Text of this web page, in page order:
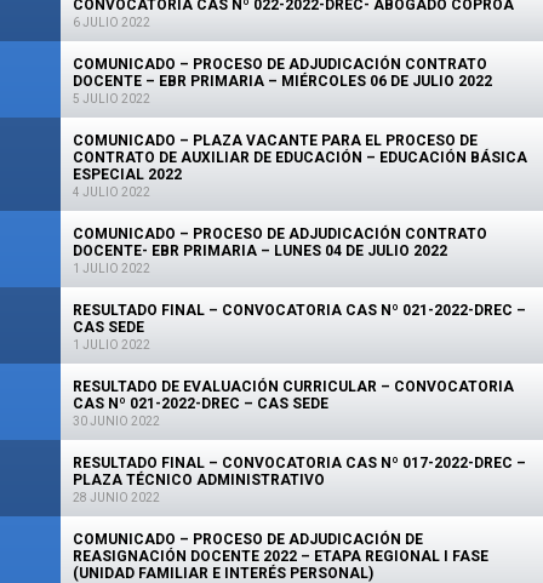
CONVOCATORIA CAS Nº 022-2022-DREC- ABOGADO COPROA
6 JULIO 2022
COMUNICADO – PROCESO DE ADJUDICACIÓN CONTRATO
DOCENTE – EBR PRIMARIA – MIÉRCOLES 06 DE JULIO 2022
5 JULIO 2022
COMUNICADO – PLAZA VACANTE PARA EL PROCESO DE
CONTRATO DE AUXILIAR DE EDUCACIÓN – EDUCACIÓN BÁSICA
ESPECIAL 2022
4 JULIO 2022
COMUNICADO – PROCESO DE ADJUDICACIÓN CONTRATO
DOCENTE- EBR PRIMARIA – LUNES 04 DE JULIO 2022
1 JULIO 2022
RESULTADO FINAL – CONVOCATORIA CAS Nº 021-2022-DREC –
CAS SEDE
1 JULIO 2022
RESULTADO DE EVALUACIÓN CURRICULAR – CONVOCATORIA
CAS Nº 021-2022-DREC – CAS SEDE
30 JUNIO 2022
RESULTADO FINAL – CONVOCATORIA CAS Nº 017-2022-DREC –
PLAZA TÉCNICO ADMINISTRATIVO
28 JUNIO 2022
COMUNICADO – PROCESO DE ADJUDICACIÓN DE
REASIGNACIÓN DOCENTE 2022 – ETAPA REGIONAL I FASE
(UNIDAD FAMILIAR E INTERÉS PERSONAL)